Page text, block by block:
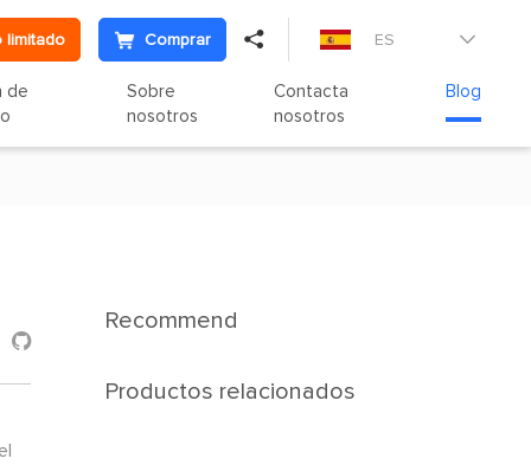
limitado Comprar  ES 
de
Sobre
nosotros
Contacta
nosotros
Blog

Recommend
Productos relacionados